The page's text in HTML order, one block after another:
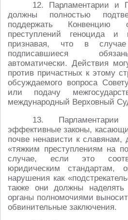
12. Парламентарии и
должны полностью
поддержать Конвенцию
преступлений геноцида и
признавая, что в случае
подписавшиеся
автоматически. Действия
против причастных к этому
обсуждаемого вопроса
или подачу
международный Верховный
13.
эффективные законы,
почве ненависти к
«тяжким преступлениям на
случае, если это
юридическим стандартам,
нарушения как
также они должны наделять
органы полномочиями
обвинительные заключения.